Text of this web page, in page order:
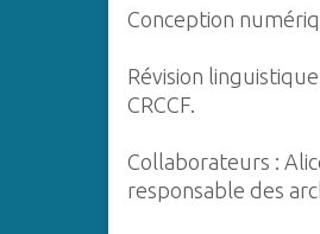
Conception
Révision
CRCCF.
Collaborateurs :
responsable des